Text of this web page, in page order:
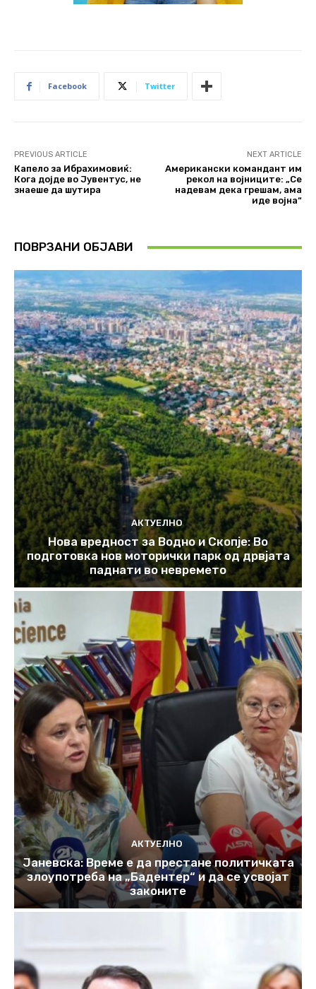
Facebook Twitter
PREVIOUS ARTICLE
Капело за Ибрахимовиќ:
Кога дојде во Јувентус, не
знаеше да шутира
NEXT ARTICLE
Американски командант им
рекол на војниците: „Се
надевам дека грешам, ама
иде војна“
ПОВРЗАНИ ОБЈАВИ
АКТУЕЛНО
Нова вредност за Водно и Скопје: Во
подготовка нов моторички парк од дрвјата
паднати во невремето
АКТУЕЛНО
Јаневска: Време е да престане политичката
злоупотреба на „Бадентер“ и да се усвојат
законите